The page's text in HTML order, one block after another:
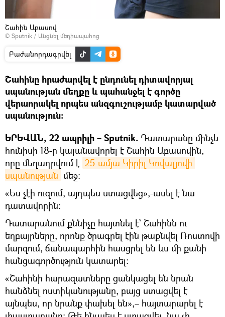
Շահին Աբասով
© Sputnik / Անցնել մեդիապահոց
Բաժանորդագրվել
Շահինը հրաժարվել է ընդունել դիտավորյալ
սպանության մեղքը և պահանջել է գործը
վերաորակել որպես անզգուշությամբ կատարված
սպանություն։
ԵՐԵՎԱՆ, 22 ապրիլի – Sputnik. Դատարանը մինչև
հունիսի 18-ը կալանավորել է Շահին Աբասովին,
որը մեղադրվում է 25-ամյա Կիրիլ Կովալյովի
սպանության մեջ:
«Ես չէի ուզում, այդպես ստացվեց»,-ասել է նա
դատավորին։
Դատարանում քննիչը հայտնել է` Շահինն ու
եղբայրները, որոնք ծրագրել էին թաքնվել Ռոստովի
մարզում, ճանապարհին հասցրել են ևս մի քանի
հանցագործություն կատարել:
«Շահինի հարազատները ցանկացել են նրան
հանձնել ոստիկանությանը, բայց ստացվել է
այնպես, որ նրանք փախել են»,– հայտարարել է